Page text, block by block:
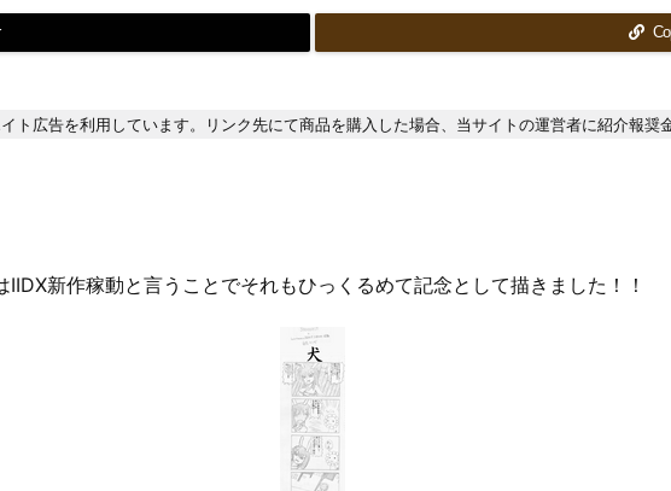
ト広告を利用しています。リンク先にて商品を購入した場合、当サイトの運営者に紹介報奨
新作稼動と言うことでそれもひっくるめて記念として描きました！！